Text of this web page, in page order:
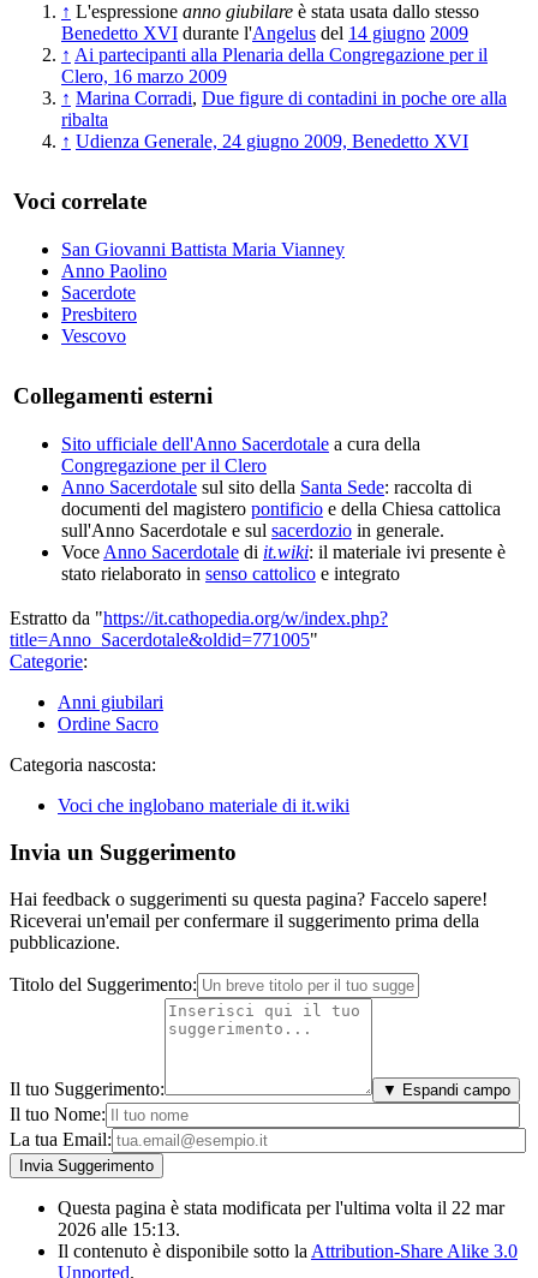
↑ L'espressione anno giubilare è stata usata dallo stesso
Benedetto XVI durante l'Angelus del 14 giugno 2009
↑ Ai partecipanti alla Plenaria della Congregazione per il
Clero, 16 marzo 2009
↑ Marina Corradi, Due figure di contadini in poche ore alla
ribalta
↑ Udienza Generale, 24 giugno 2009, Benedetto XVI
Voci correlate
San Giovanni Battista Maria Vianney
Anno Paolino
Sacerdote
Presbitero
Vescovo
Collegamenti esterni
Sito ufficiale dell'Anno Sacerdotale a cura della
Congregazione per il Clero
Anno Sacerdotale sul sito della Santa Sede: raccolta di
documenti del magistero pontificio e della Chiesa cattolica
sull'Anno Sacerdotale e sul sacerdozio in generale.
Voce Anno Sacerdotale di it.wiki: il materiale ivi presente è
stato rielaborato in senso cattolico e integrato
Estratto da "https://it.cathopedia.org/w/index.php?
title=Anno_Sacerdotale&oldid=771005"
Categorie:
Anni giubilari
Ordine Sacro
Categoria nascosta:
Voci che inglobano materiale di it.wiki
Invia un Suggerimento
Hai feedback o suggerimenti su questa pagina? Faccelo sapere!
Riceverai un'email per confermare il suggerimento prima della
pubblicazione.
Titolo del Suggerimento:
Il tuo Suggerimento: ▼ Espandi campo
Il tuo Nome:
La tua Email:
Questa pagina è stata modificata per l'ultima volta il 22 mar
2026 alle 15:13.
Il contenuto è disponibile sotto la Attribution-Share Alike 3.0
Unported.